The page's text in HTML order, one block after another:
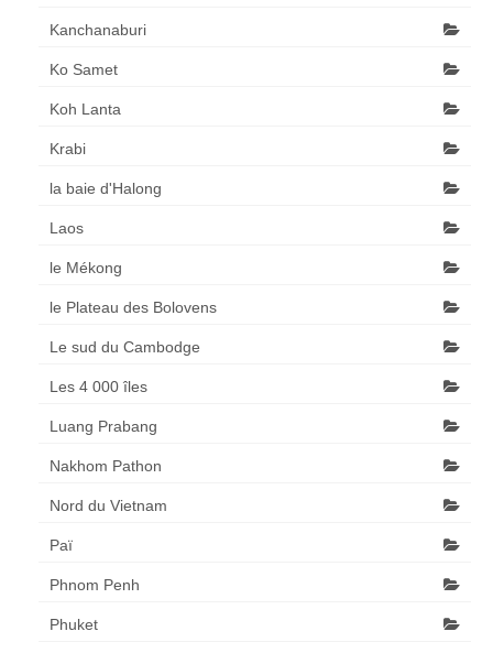
Kanchanaburi
Ko Samet
Koh Lanta
Krabi
la baie d'Halong
Laos
le Mékong
le Plateau des Bolovens
Le sud du Cambodge
Les 4 000 îles
Luang Prabang
Nakhom Pathon
Nord du Vietnam
Paï
Phnom Penh
Phuket